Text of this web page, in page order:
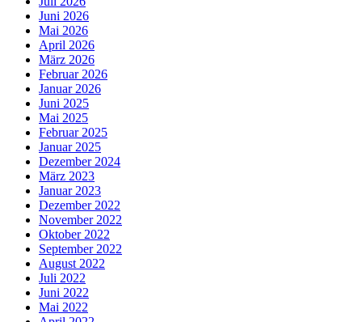
Juni 2026
Mai 2026
April 2026
März 2026
Februar 2026
Januar 2026
Juni 2025
Mai 2025
Februar 2025
Januar 2025
Dezember 2024
März 2023
Januar 2023
Dezember 2022
November 2022
Oktober 2022
September 2022
August 2022
Juli 2022
Juni 2022
Mai 2022